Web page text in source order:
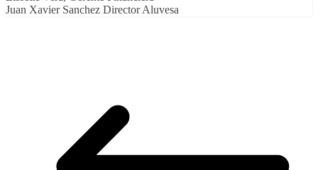
Juan Xavier Sanchez Director Aluvesa